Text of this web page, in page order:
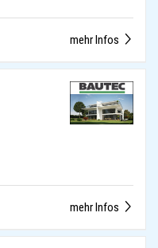
mehr Infos
mehr Infos